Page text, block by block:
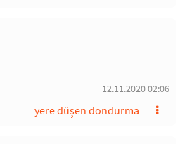
12.11.2020 02:06
yere düşen dondurma